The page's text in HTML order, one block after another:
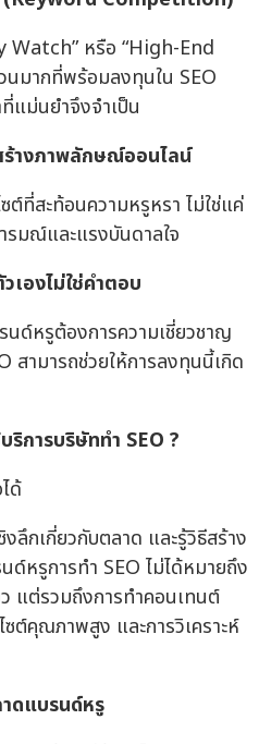
Watch” หรือ “High-End
มากที่พร้อมลงทุนใน SEO
แม่นยำจึงจำเป็น
างภาพลักษณ์ออนไลน์
ต์ที่สะท้อนความหรูหรา ไม่ใช่แค่
รมณ์และแรงบันดาลใจ
เองไม่ใช่คำตอบ
นด์หรูต้องการความเชี่ยวชาญ
สามารถช่วยให้การลงทุนนี้เกิด
การบริษัททำ SEO ?
ด้
งลึกเกี่ยวกับตลาด และรู้วิธีสร้าง
ด์หรูการทำ SEO ไม่ได้หมายถึง
แต่รวมถึงการทำคอนเทนต์
ต์คุณภาพสูง และการวิเคราะห์
ดแบรนด์หรู